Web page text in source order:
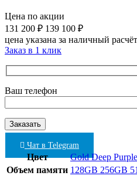
Цена по акции
131 200 ₽ 139 100 ₽
цена указана за наличный
Заказ в 1 клик
Ваш телефон
Чат в Telegram
Цвет GoldDeep Purple
Объем памяти 128GB 256GB